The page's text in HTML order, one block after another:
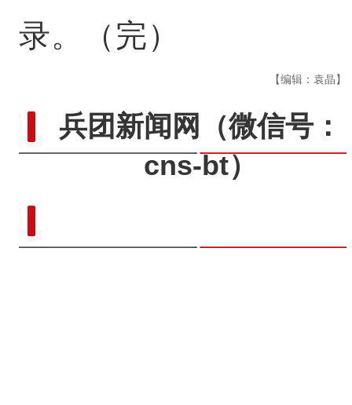
录。（完）
【编辑：袁晶】
兵团新闻网
（微信号：
cns-bt）